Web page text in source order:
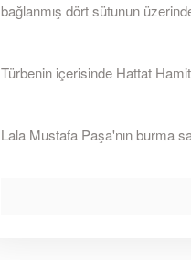
bağlanmış dört sütunun
Türbenin içerisinde Hattat
Lala Mustafa Paşa'nın burma